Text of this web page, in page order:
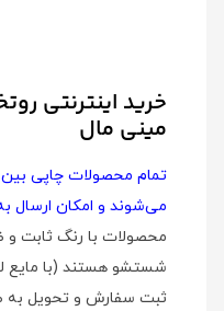
خرید اینترنتی
مینی مال
می‌شوند و امکان ارسال
ثبت سفارش و تحویل به